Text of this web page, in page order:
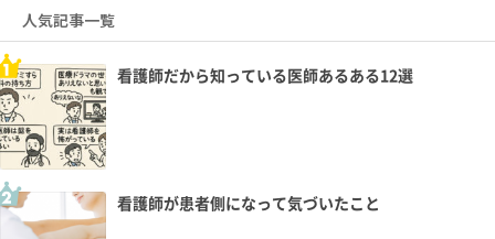
人気記事一覧
看護師だから知っている医師あるある12選
看護師が患者側になって気づいたこと